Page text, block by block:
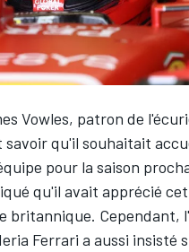
Vowles, patron de
qu'il souhaitait
pour la saison
qu'il avait apprécié
britannique. Cependant,
Ferrari a aussi insisté